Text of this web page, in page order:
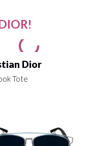
Dior
Tote